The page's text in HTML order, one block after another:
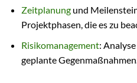
Zeitplanungund
Projektphasen, die es zu
Risikomanagement:
geplante